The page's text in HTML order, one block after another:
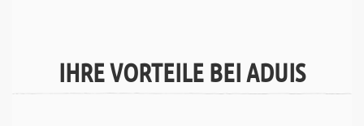
IHRE VORTEILE BEI ADUIS